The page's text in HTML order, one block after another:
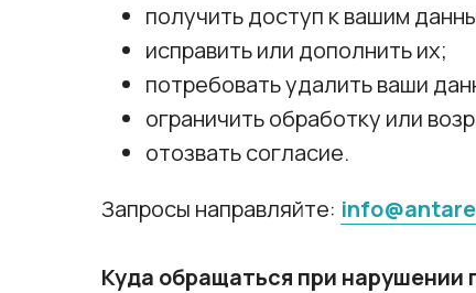
получить доступ к вашим
исправить или дополнить их;
потребовать удалить ваши
ограничить обработку или
отозвать согласие.
Запросы направляйте:
Куда обращаться при нарушении